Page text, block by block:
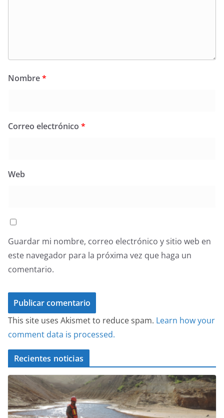
Nombre*
Correo electrónico *
Web
Guardar mi nombre, correo electrónico y sitio web en
este navegador para la próxima vez que haga un
comentario.
This site uses Akismet to reduce spam. Learn how your
comment data is processed.
Recientes noticias